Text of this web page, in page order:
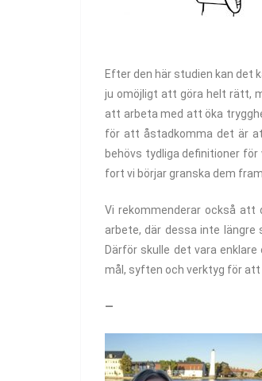
Efter den här studien kan det
ju omöjligt att göra helt rätt,
att arbeta med att öka
för att åstadkomma det är
behövs tydliga definitioner för
fort vi börjar granska dem
Vi rekommenderar också
arbete, där dessa inte längre
Därför skulle det vara
mål, syften och verktyg för
—